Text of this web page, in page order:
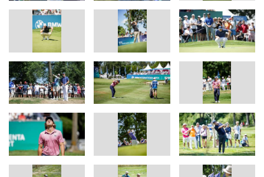
Zukunft“, sagt Lahm. „Unser Ziel ist es, ihnen Hilfestellungen in
den drei Bereichen Bewegung, gesunde Ernährung und
Persönlichkeitsentwicklung zu geben.“
Mit EAGLES FOR EDUCATION nutzt die BMW Group seit 2023
zahlreiche BMW Titelturniere rund um den Globus, um ihrer
Verantwortung als Corporate Citizen gerecht zu werden und sich
an Lösungen für gesellschaftliche Herausforderungen zu
Kindern und Jugendlichen. Die BMW Group ist überzeugt, dass
Bildung der Schlüssel für eine selbstbestimmte Zukunft junger
Menschen und ein wichtiger Baustein für den Zusammenhalt
unserer Gesellschaft ist.